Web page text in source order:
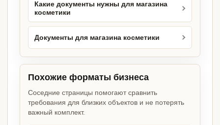
Какие документы нужны для магазина
косметики
Документы для магазина косметики
Похожие форматы бизнеса
Соседние страницы помогают сравнить
требования для близких объектов и не потерять
важный комплект.